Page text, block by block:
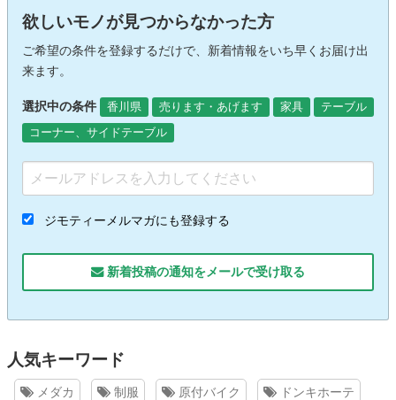
欲しいモノが見つからなかった方
ご希望の条件を登録するだけで、新着情報をいち早くお届け出
来ます。
選択中の条件 香川県 売ります・あげます 家具
テーブル
コーナー、サイドテーブル
ジモティーメルマガにも登録する
新着投稿の通知をメールで受け取る
人気キーワード
メダカ 制服 原付バイク ドンキホーテ